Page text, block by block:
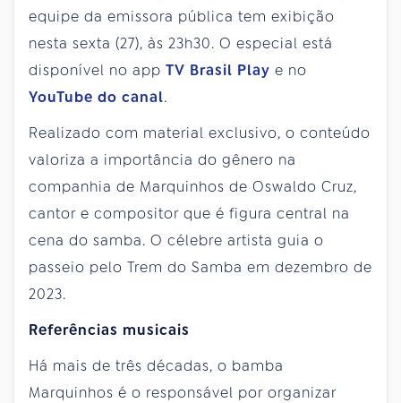
equipe da emissora pública tem exibição
nesta sexta (27), às 23h30. O especial está
disponível no app TV Brasil Play e no
YouTube do canal.
Realizado com material exclusivo, o conteúdo
valoriza a importância do gênero na
companhia de Marquinhos de Oswaldo Cruz,
cantor e compositor que é figura central na
cena do samba. O célebre artista guia o
passeio pelo Trem do Samba em dezembro de
2023.
Referências musicais
Há mais de três décadas, o bamba
Marquinhos é o responsável por organizar